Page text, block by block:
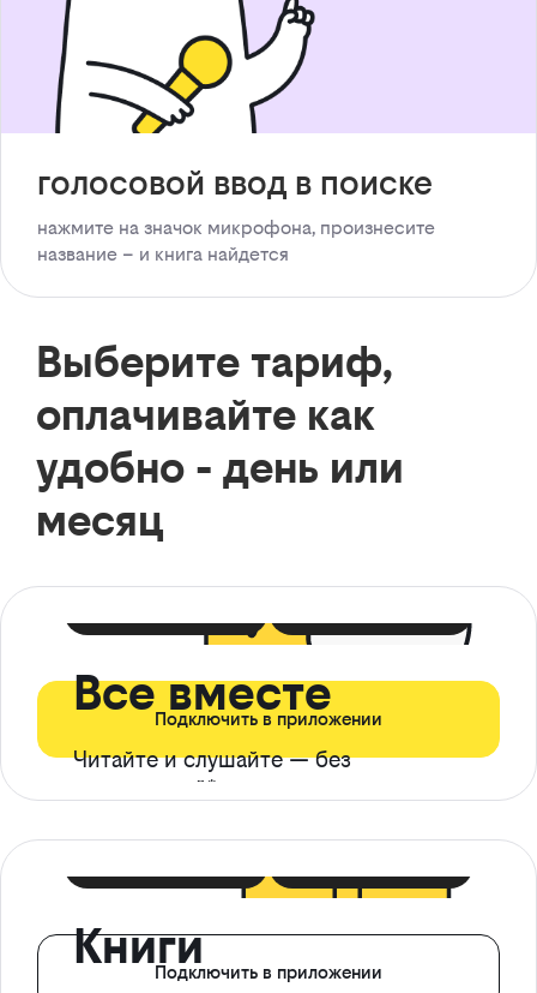
голосовой ввод в поиске
нажмите на значок микрофона, произнесите
название – и книга найдется
Выберите тариф,
оплачивайте как
удобно - день или
месяц
Все вместе
Читайте и слушайте — без
ограничений*
Подключить в приложении
КнигиПодключить в приложении